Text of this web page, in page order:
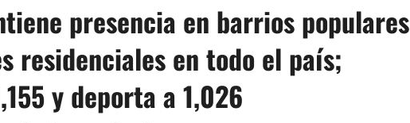
presencia en barrios populares
residenciales en todo el país;
y deporta a 1,026